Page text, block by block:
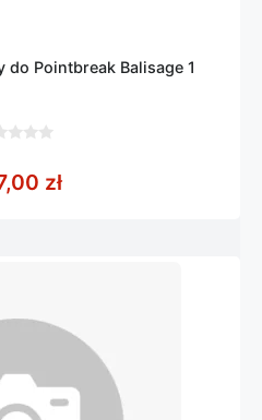
do Pointbreak Balisage 1
zł